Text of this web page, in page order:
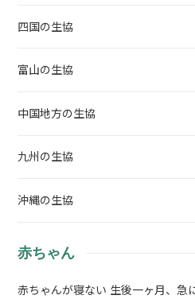
四国の生協
富山の生協
中国地方の生協
九州の生協
沖縄の生協
赤ちゃん
赤ちゃんが寝ない 生後一ヶ月、急